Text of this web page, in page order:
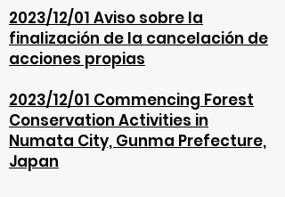
2023/12/01 Aviso sobre la
finalización de la cancelación de
acciones propias
2023/12/01 Commencing Forest
Conservation Activities in
Numata City, Gunma Prefecture,
Japan